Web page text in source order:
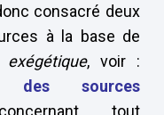
consacré deux
à la base de
exégétique, voir :
des sources
tout